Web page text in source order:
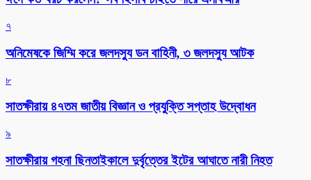
৭
অনিমেষকে জিম্মি করে জলদস্যু ডন বাহিনী, ৩ জলদস্যু আটক
৮
সাতক্ষীরায় ৪৭তম জাতীয় বিজ্ঞান ও প্রযুক্তি সপ্তাহ উদ্বোধন
৯
সাতক্ষীরায় গহনা ছিনতাইকালে দুর্বৃত্তের ইটের আঘাতে নারী নিহত